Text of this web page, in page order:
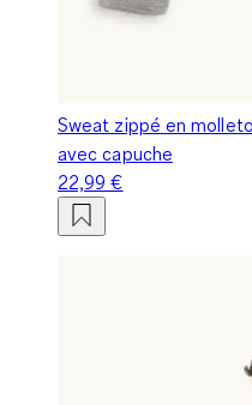
Sweat zippé en
avec capuche
22,99 €